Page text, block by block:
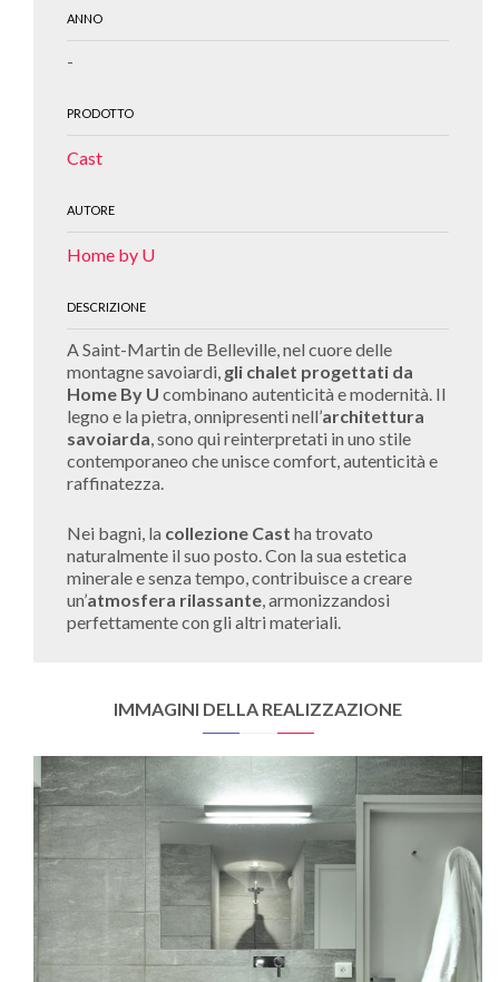
ANNO
-
PRODOTTO
Cast
AUTORE
Home by U
DESCRIZIONE
A Saint-Martin de Belleville, nel cuore delle
montagne savoiardi, gli chalet progettati da
Home By U combinano autenticità e modernità. Il
legno e la pietra, onnipresenti nell’architettura
savoiarda, sono qui reinterpretati in uno stile
contemporaneo che unisce comfort, autenticità e
raffinatezza.
Nei bagni, la collezione Cast ha trovato
naturalmente il suo posto. Con la sua estetica
minerale e senza tempo, contribuisce a creare
un’atmosfera rilassante, armonizzandosi
perfettamente con gli altri materiali.
IMMAGINI DELLA REALIZZAZIONE